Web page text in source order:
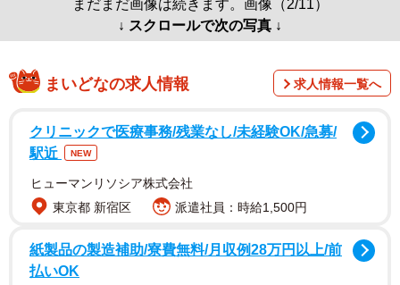
まだまだ画像は続きます。画像（2/11）
↓ スクロールで次の写真 ↓
まいどなの求人情報 求人情報一覧へ
クリニックで医療事務/残業なし/未経験OK/急募/
駅近
NEW
ヒューマンリソシア株式会社
東京都 新宿区
派遣社員：時給1,500円
紙製品の製造補助/寮費無料/月収例28万円以上/前
払いOK